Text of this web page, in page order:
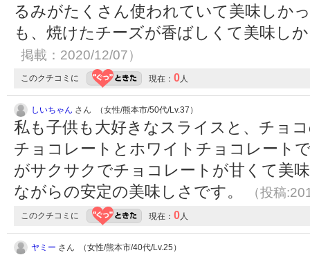
るみがたくさん使われていて美味しか
も、焼けたチーズが香ばしくて美味し
掲載：2020/12/07）
このクチコミに 現在： 0人
しいちゃん さん （女性/熊本市/50代/Lv.37）
私も子供も大好きなスライスと、チョ
チョコレートとホワイトチョコレート
がサクサクでチョコレートが甘くて美
ながらの安定の美味しさです。
（投稿
このクチコミに 現在： 0人
ヤミー さん （女性/熊本市/40代/Lv.25）